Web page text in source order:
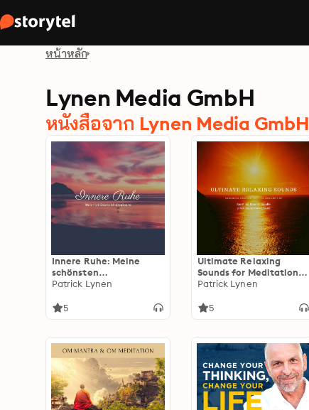
หน้าหลัก
Lynen Media GmbH
หนังสือจาก Lynen Media GmbH
Innere Ruhe: Meine
schönsten
Meditationen: Achtsam
innere Unruhe & Stress
Patrick Lynen
5
Ultimate Relaxing
Sounds for Meditation,
Stress Relief, Study,
Sleep: Soothing Sounds
Patrick Lynen
5